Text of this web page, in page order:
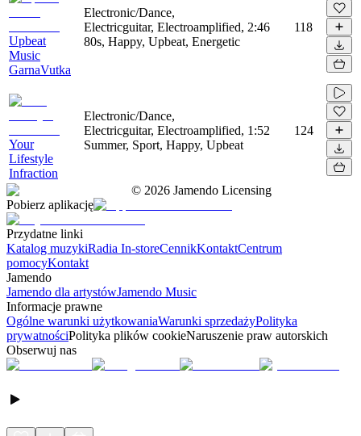
Upbeat
Music
GarnaVutka
Electronic/Dance,
Electricguitar, Electroamplified,
80s, Happy, Upbeat, Energetic
2:46 118
Your
Lifestyle
Infraction
Electronic/Dance,
Electricguitar, Electroamplified,
Summer, Sport, Happy, Upbeat
1:52 124
© 2026 Jamendo Licensing
Pobierz aplikację
Przydatne linki
Katalog muzykiRadia In-storeCennikKontaktCentrum
pomocyKontakt
Jamendo
Jamendo dla artystówJamendo Music
Informacje prawne
Ogólne warunki użytkowaniaWarunki sprzedażyPolityka
prywatnościPolityka plików cookieNaruszenie praw autorskich
Obserwuj nas